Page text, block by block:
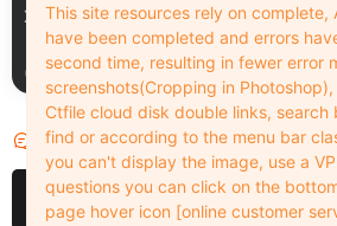
Xiaoyu
3天前
李翎儿
3天
评论 0
请先登录
This site resources rely on complete,
have been completed and errors
second time, resulting in fewer error
screenshots(Cropping in
Ctfile cloud disk double links,
find or according to the menu bar
you can't display the image, use a
questions you can click on the
page hover icon [online customer